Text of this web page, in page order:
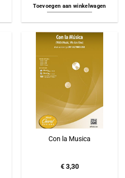
Toevoegen aan winkelwagen
Con la Musica
€3,30